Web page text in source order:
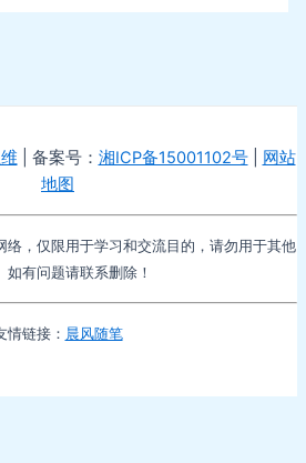
| 备案号： 湘ICP备15001102号| 网站
地图
络，仅限用于学习和交流目的，请勿用于其他
如有问题请联系删除！
情链接： 晨风随笔